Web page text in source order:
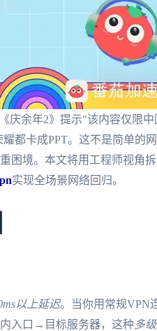
庆余年2》提示"该内容仅限中
都卡成PPT。这不是简单的
困境。本文将用工程师视角
实现全场景网络回归。
以上延迟。当你用常规VPN
入口→目标服务器，这种 多